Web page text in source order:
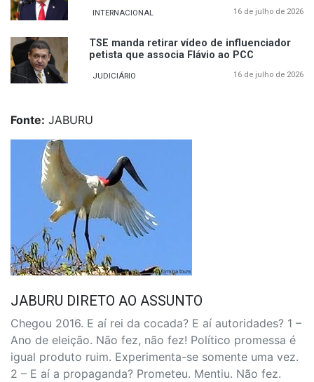
INTERNACIONAL 16 de julho de 2026
TSE manda retirar vídeo de influenciador
petista que associa Flávio ao PCC
JUDICIÁRIO 16 de julho de 2026
Fonte: JABURU
JABURU DIRETO AO ASSUNTO
Chegou 2016. E aí rei da cocada? E aí autoridades? 1 –
Ano de eleição. Não fez, não fez! Político promessa é
igual produto ruim. Experimenta-se somente uma vez.
2 – E aí a propaganda? Prometeu. Mentiu. Não fez.